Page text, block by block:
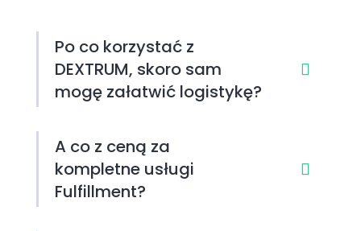
Po co korzystać z
DEXTRUM, skoro sam
mogę załatwić logistykę?
A co z ceną za
kompletne usługi
Fulfillment?